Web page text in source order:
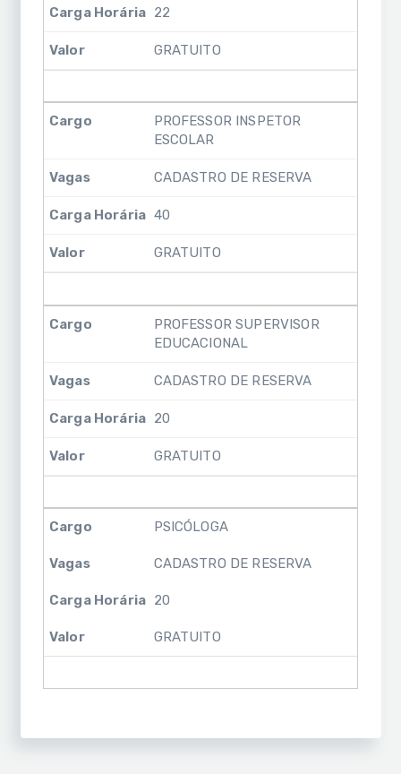
22
GRATUITO
PROFESSOR INSPETOR
ESCOLAR
CADASTRO DE RESERVA
40
GRATUITO
PROFESSOR SUPERVISOR
EDUCACIONAL
CADASTRO DE RESERVA
20
GRATUITO
PSICÓLOGA
CADASTRO DE RESERVA
20
GRATUITO